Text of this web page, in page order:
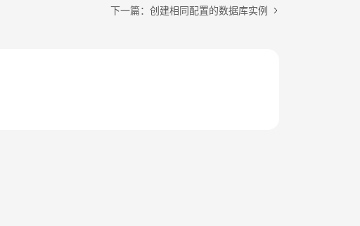
下一篇：创建相同配置的数据库实例